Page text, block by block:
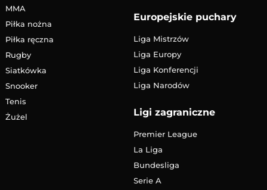
MMA
Piłka nożna
Piłka ręczna
Rugby
Siatkówka
Snooker
Tenis
Żużel
Europejskie puchary
Liga Mistrzów
Liga Europy
Liga Konferencji
Liga Narodów
Ligi zagraniczne
Premier League
La Liga
Bundesliga
Serie A